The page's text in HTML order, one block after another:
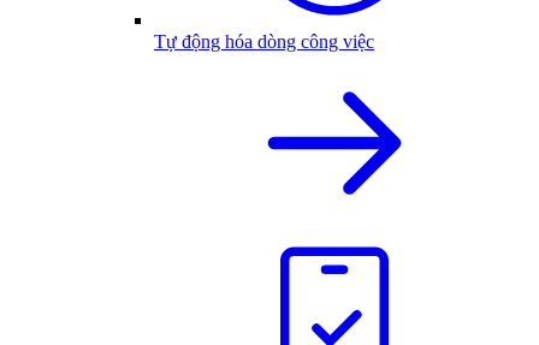
Tự động hóa dòng công việc